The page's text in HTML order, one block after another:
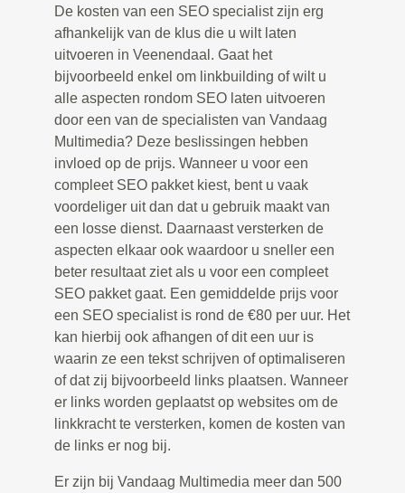
De kosten van een SEO specialist zijn erg
afhankelijk van de klus die u wilt laten
uitvoeren in Veenendaal. Gaat het
bijvoorbeeld enkel om linkbuilding of wilt u
alle aspecten rondom SEO laten uitvoeren
door een van de specialisten van Vandaag
Multimedia? Deze beslissingen hebben
invloed op de prijs. Wanneer u voor een
compleet SEO pakket kiest, bent u vaak
voordeliger uit dan dat u gebruik maakt van
een losse dienst. Daarnaast versterken de
aspecten elkaar ook waardoor u sneller een
beter resultaat ziet als u voor een compleet
SEO pakket gaat. Een gemiddelde prijs voor
een SEO specialist is rond de €80 per uur. Het
kan hierbij ook afhangen of dit een uur is
waarin ze een tekst schrijven of optimaliseren
of dat zij bijvoorbeeld links plaatsen. Wanneer
er links worden geplaatst op websites om de
linkkracht te versterken, komen de kosten van
de links er nog bij.
Er zijn bij Vandaag Multimedia meer dan 500